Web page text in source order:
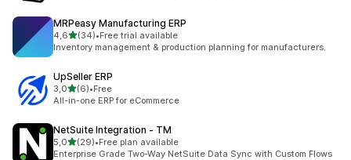
MRPeasy Manufacturing ERP
4,6de 5 estrelas
(34)
34 total de avaliações
•Free trial available
Inventory management & production planning for manufacturers.
UpSeller ERP
3,0de 5 estrelas
(6)
6 total de avaliações
•Free
All-in-one ERP for eCommerce
NetSuite Integration ‑ TM
5,0de 5 estrelas
(29)
29 total de avaliações
•Free plan available
Enterprise Grade Two-Way NetSuite Data Sync with Custom Flows